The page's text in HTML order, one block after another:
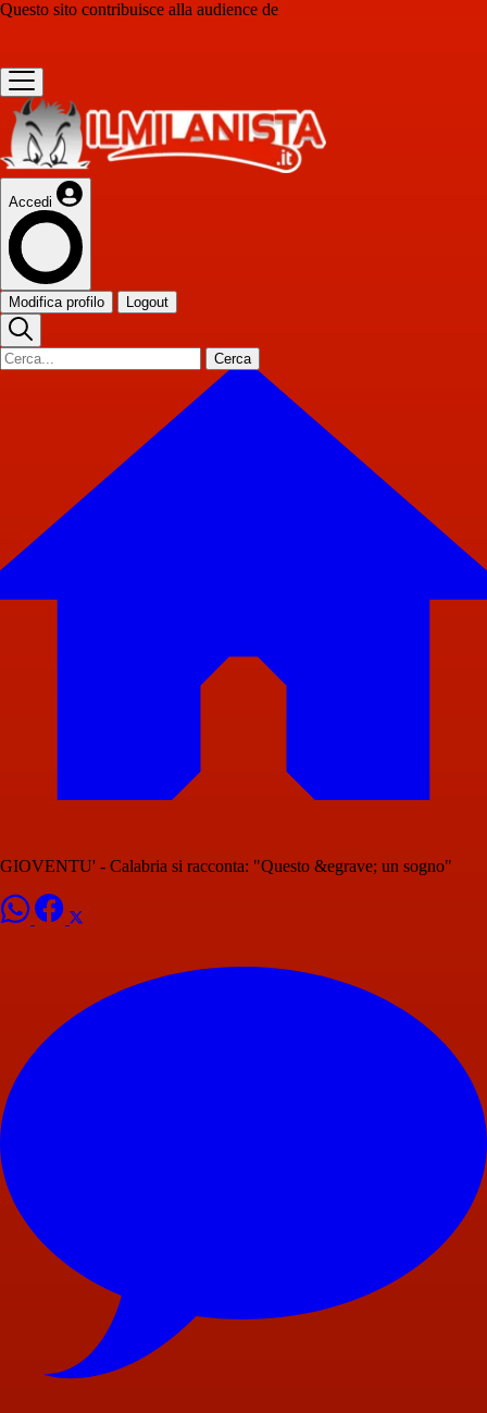
Questo sito contribuisce alla audience de
Accedi
Modifica profilo Logout
Cerca
GIOVENTU' - Calabria si racconta: "Questo &egrave; un sogno"